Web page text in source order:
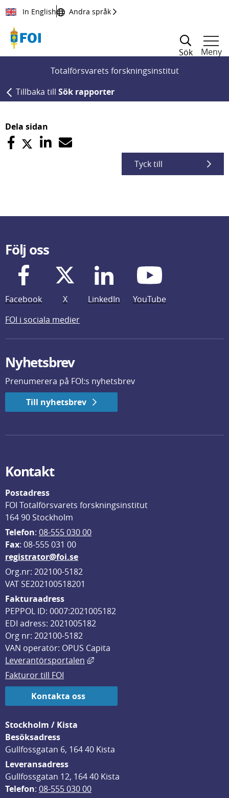
Till innehållet
In English Andra språk
Sök
Meny
Totalförsvarets forskningsinstitut
Tillbaka till Sök rapporter
Dela sidan
Tyck till
Följ oss
Facebook X LinkedIn
YouTube
FOI i sociala medier
Nyhetsbrev
Prenumerera på FOI:s nyhetsbrev
Till nyhetsbrev
Kontakt
Postadress
FOI Totalförsvarets forskningsinstitut
164 90 Stockholm
Telefon: 08-555 030 00
Fax: 08-555 031 00
registrator@foi.se
Org.nr: 202100-5182
VAT SE202100518201
Fakturaadress
PEPPOL ID: 0007:2021005182
EDI adress: 2021005182
Org nr: 202100-5182
VAN operatör: OPUS Capita
Leverantörsportalen
Länk till annan webbplats, öppnas
Fakturor till FOI
Kontakta oss
Stockholm / Kista
Besöksadress
Gullfossgatan 6, 164 40 Kista
Leveransadress
Gullfossgatan 12, 164 40 Kista
Telefon: 08-555 030 00